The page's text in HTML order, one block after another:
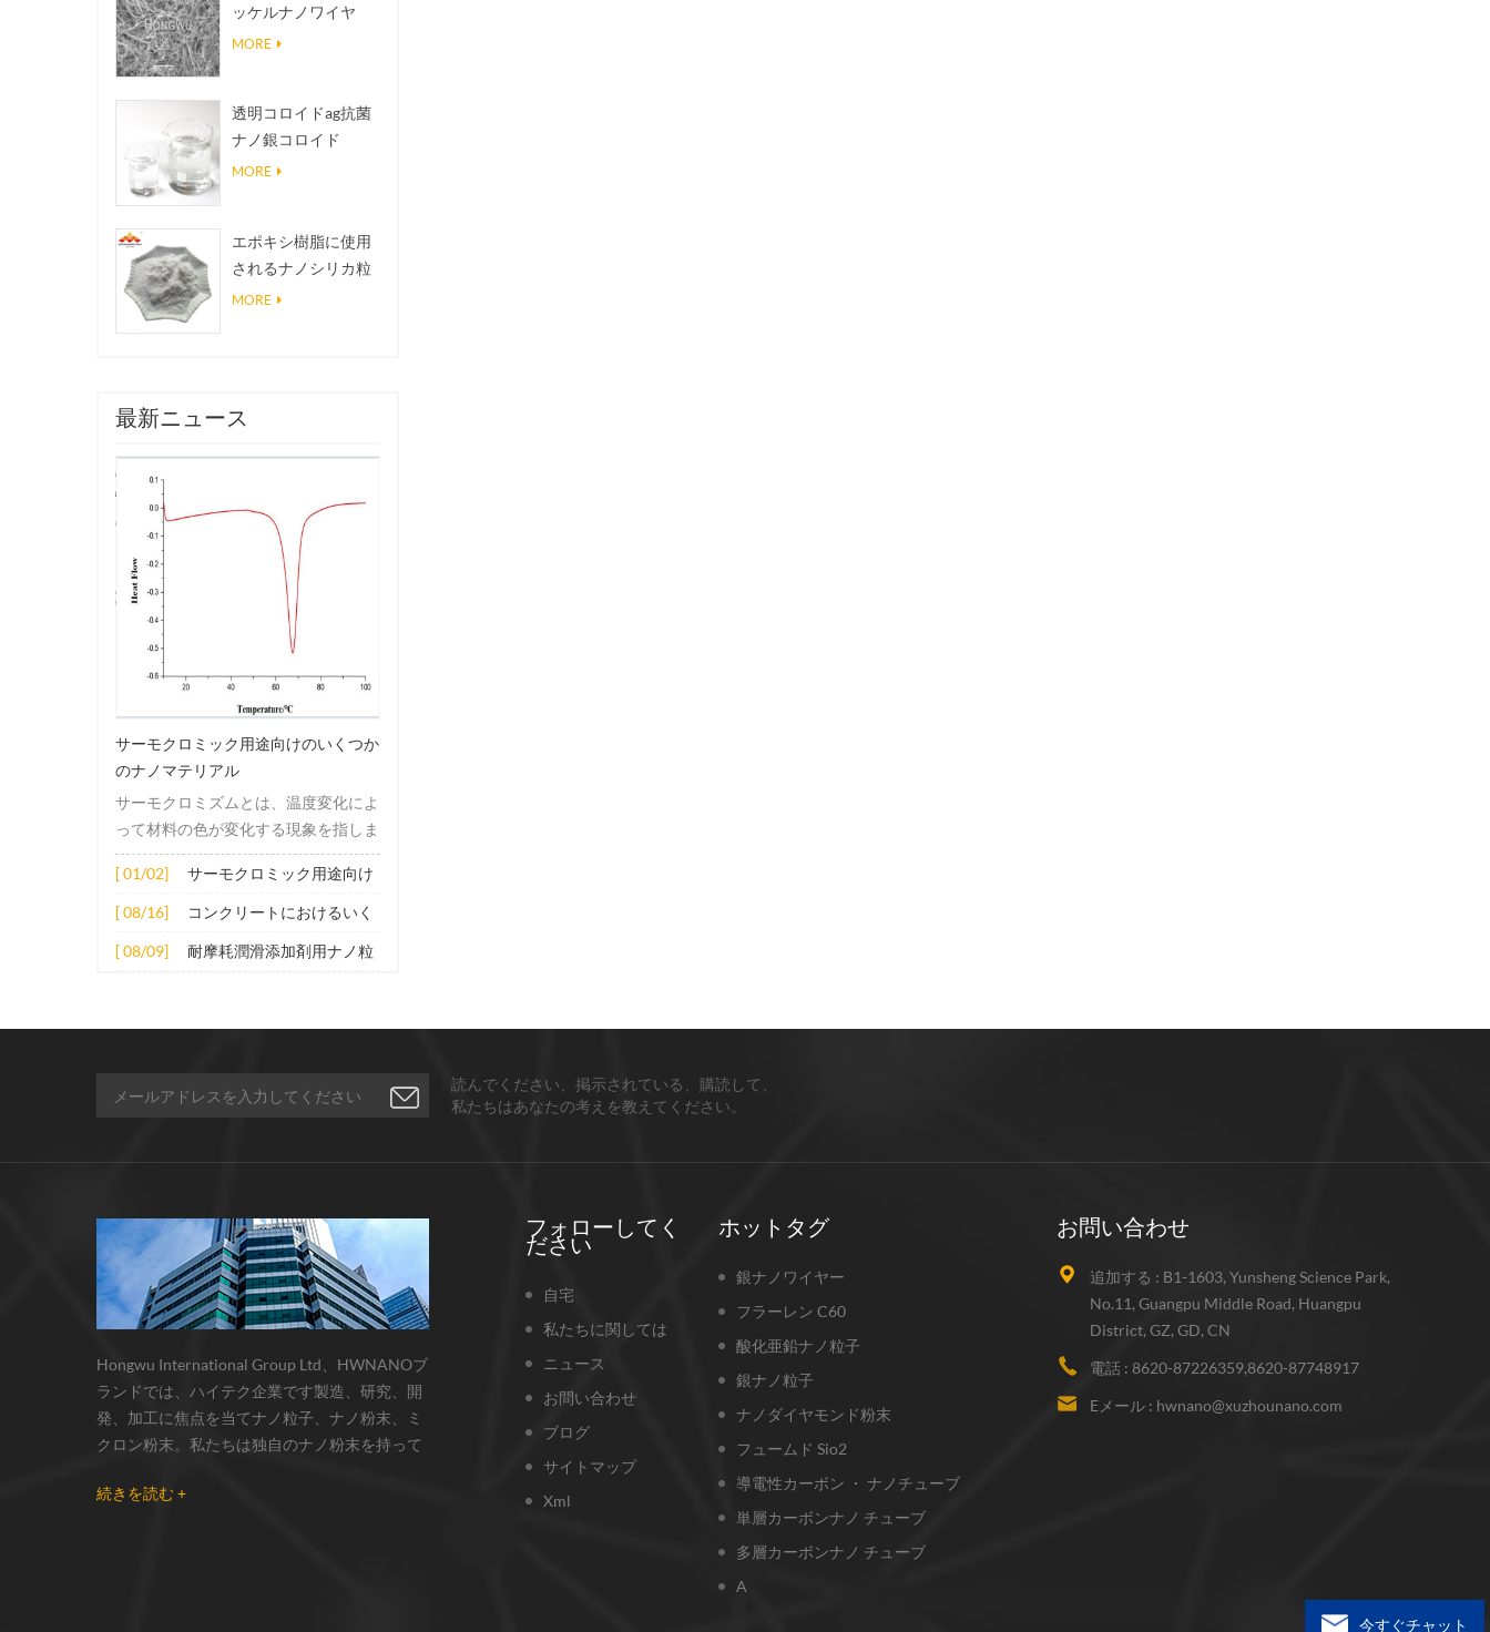
ッケルナノワイヤ
NINWS
MORE
透明コロイドag抗菌
ナノ銀コロイド
MORE
エポキシ樹脂に使用
されるナノシリカ粒
子、超疎水性コーテ
MORE
最新ニュース
サーモクロミック用途向けのいくつか
のナノマテリアル
サーモクロミズムとは、温度変化によ
って材料の色が変化する現象を指しま
す。この変化は通常、材料の電子構造
または分子構造の変化によって引き起
こされます。その適用原理には主に次
ミック材料の分子は、加熱されると構
の変化は、分子間の相互作用を変更し
たり、配向や立体構造を変更したりす
ることなどによって実現できます。 2.
[ 01/02]
サーモクロミック用途向け
[ 08/16]
コンクリートにおけるいく
つかのナノ材料の拡張応用
[ 08/09]
耐摩耗潤滑添加剤用ナノ粒
読んでください、掲示されている、購読して、
私たちはあなたの考えを教えてください。
フォローしてく
ださい
自宅
私たちに関しては
ニュース
お問い合わせ
ブログ
サイトマップ
Xml
ホットタグ
銀ナノワイヤー
フラーレン C60
酸化亜鉛ナノ粒子
銀ナノ粒子
ナノダイヤモンド粉末
フュームド Sio2
導電性カーボン ・ ナノチューブ
単層カーボンナノ チューブ
多層カーボンナノ チューブ
A
お問い合わせ
追加する : B1-1603, Yunsheng Science Park,
No.11, Guangpu Middle Road, Huangpu
District, GZ, GD, CN
電話 : 8620-87226359,8620-87748917
Eメール : hwnano@xuzhounano.com
Hongwu International Group Ltd、HWNANOブ
ランドでは、ハイテク企業です製造、研究、開
発、加工に焦点を当てナノ粒子、ナノ粉末、ミ
クロン粉末。私たちは独自のナノ粉末を持って
省にあり、主に 銀ナノ粒子 、 銅ナノ粒子 、 炭
続きを読む +
今すぐチャット